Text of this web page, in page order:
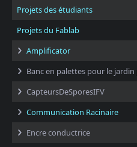
Projets des étudiants
Projets du Fablab
Amplificator
Banc en palettes pour le
CapteursDeSporesIFV
Communication Racinaire
Encre conductrice